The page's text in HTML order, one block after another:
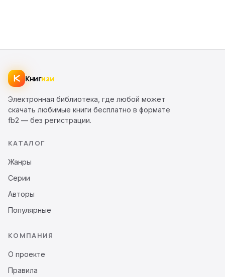
Книгизм
Электронная библиотека, где любой может
скачать любимые книги бесплатно в формате
fb2 — без регистрации.
КАТАЛОГ
Жанры
Серии
Авторы
Популярные
КОМПАНИЯ
О проекте
Правила